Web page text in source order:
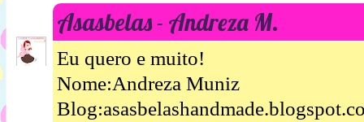
Asasbelas - Andreza M.
Eu quero e muito!
Nome:Andreza Muniz